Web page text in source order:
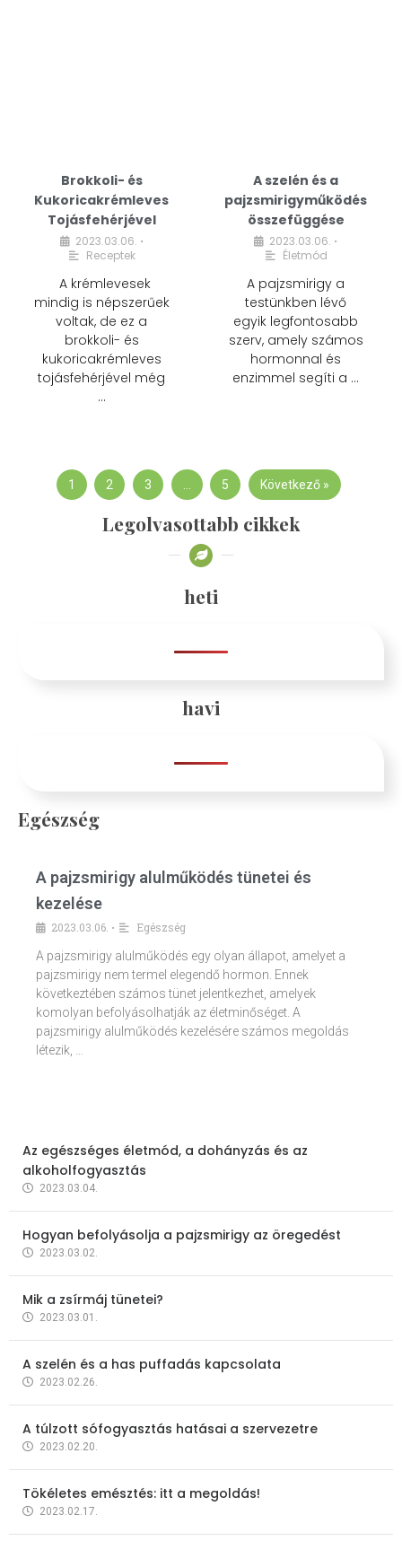
Brokkoli- és
Kukoricakrémleves
Tojásfehérjével
2023.03.06. •
Receptek
A krémlevesek
mindig is népszerűek
voltak, de ez a
brokkoli- és
kukoricakrémleves
tojásfehérjével még
…
A szelén és a
pajzsmirigyműködés
összefüggése
2023.03.06. •
Életmód
A pajzsmirigy a
testünkben lévő
egyik legfontosabb
szerv, amely számos
hormonnal és
enzimmel segíti a …
1 2 3 … 5 Következő »
Legolvasottabb cikkek
heti
havi
Egészség
A pajzsmirigy alulműködés tünetei és
kezelése
2023.03.06. •
Egészség
A pajzsmirigy alulműködés egy olyan állapot, amelyet a
pajzsmirigy nem termel elegendő hormon. Ennek
következtében számos tünet jelentkezhet, amelyek
komolyan befolyásolhatják az életminőséget. A
pajzsmirigy alulműködés kezelésére számos megoldás
létezik, …
Az egészséges életmód, a dohányzás és az
alkoholfogyasztás
2023.03.04.
Hogyan befolyásolja a pajzsmirigy az öregedést
2023.03.02.
Mik a zsírmáj tünetei?
2023.03.01.
A szelén és a has puffadás kapcsolata
2023.02.26.
A túlzott sófogyasztás hatásai a szervezetre
2023.02.20.
Tökéletes emésztés: itt a megoldás!
2023.02.17.